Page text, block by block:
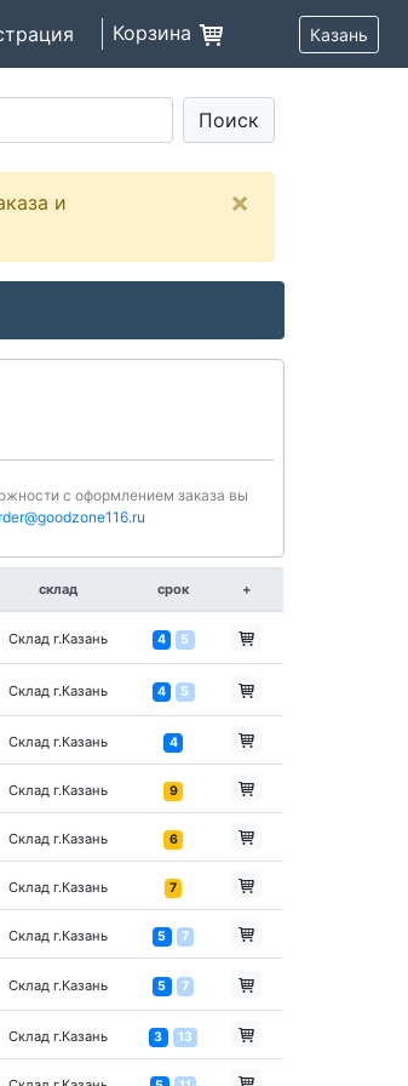
Корзина Казань
Поиск
и
×
с оформлением заказа вы
склад срок +
Склад г.Казань 4 5
Склад г.Казань 4 5
Склад г.Казань 4
Склад г.Казань 9
Склад г.Казань 6
Склад г.Казань 7
Склад г.Казань 5 7
Склад г.Казань 5 7
Склад г.Казань 3 13